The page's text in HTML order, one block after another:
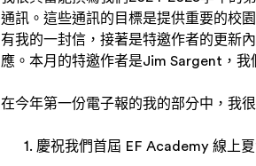
通訊。這些通訊的目標是提供重要的校
有我的一封信，接著是特邀作者的更新
應。本月的特邀作者是Jim Sargent，我
在今年第一份電子報的我的部分中，我很
慶祝我們首屆 EF Academy 線上夏